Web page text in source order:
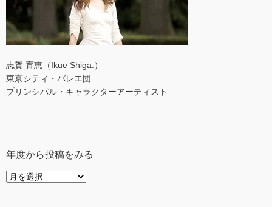
志賀 育恵（Ikue Shiga.）
東京シティ・バレエ団
プリンシパル・キャラクターアーティスト
年度から投稿をみる
年